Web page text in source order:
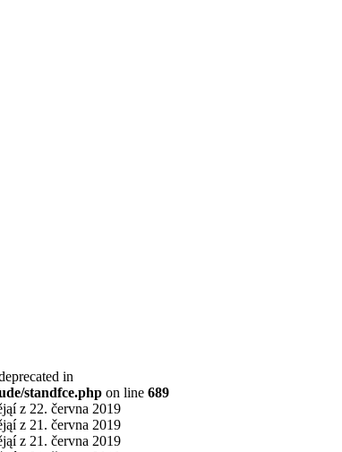
in
standfce.php on line 689
z 22. června 2019
z 21. června 2019
z 21. června 2019